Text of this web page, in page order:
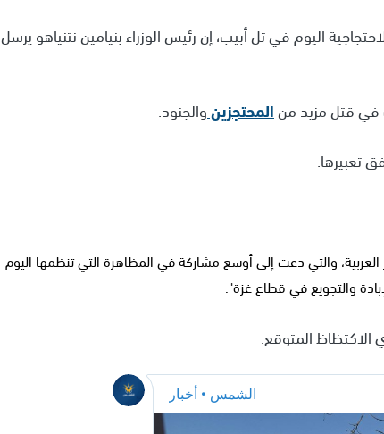
اليوم في تل أبيب، إن رئيس الوزراء بنيامين نتنياهو يرسل
في قتل مزيد منالمحتجزينوالجنود.
تعبيرها.
العربية، والتي دعت إلى أوسع مشاركة في المظاهرة التي تنظمها اليوم
والتجويع في قطاع غزة".
الاكتظاظ المتوقع.